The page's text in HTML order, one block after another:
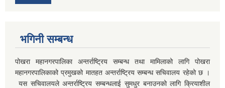
भगिनी सम्बन्ध
पोखरा महानगरपालिका अन्तर्राष्ट्रिय सम्बन्ध तथा मामिलाको लागि पोखरा
महानगरपालिकाको प्रमुखको मातहत अन्तर्राष्ट्रिय सम्बन्ध सचिवालय रहेको छ ।
यस सचिवालयले अन्तर्राष्ट्रिय सम्बन्धलाई सुमधुर बनाउनको लागि क्रियाशील